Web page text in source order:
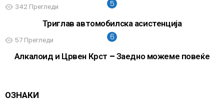
342 Прегледи
Триглав автомобилска асистенција
57 Прегледи
Алкалоид и Црвен Крст – Заедно можеме повеќе
ОЗНАКИ